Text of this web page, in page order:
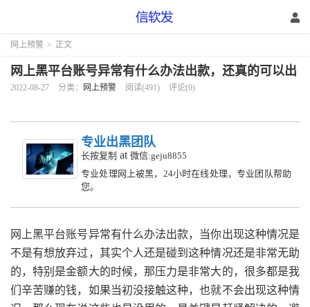
网上预警 > 正文
网上黑平台账号异常有什么办法出款，还真的可以出
2022-08-27 分类： 网上预警 阅读(491) 评论(0)
专业出黑团队
长按复制 at 微信:geju8855
专业处理网上被黑，24小时在线处理，专业团队帮助
您。
网上黑平台账号异常有什么办法出款，当你出现这种情况是
不是有想放弃过，其实个人还是碰到这种情况还是非常无助
的，特别是金额大的时候，那压力是非常大的，很多都是我
们辛苦赚的钱，如果当初没接触这种，也就不会出现这种情